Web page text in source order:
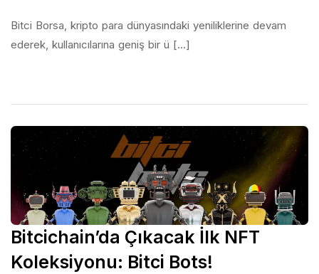
Bitci Borsa, kripto para dünyasındaki yeniliklerine devam
ederek, kullanıcılarına geniş bir ü [...]
Bitcichain’da Çıkacak İlk NFT
Koleksiyonu: Bitci Bots!